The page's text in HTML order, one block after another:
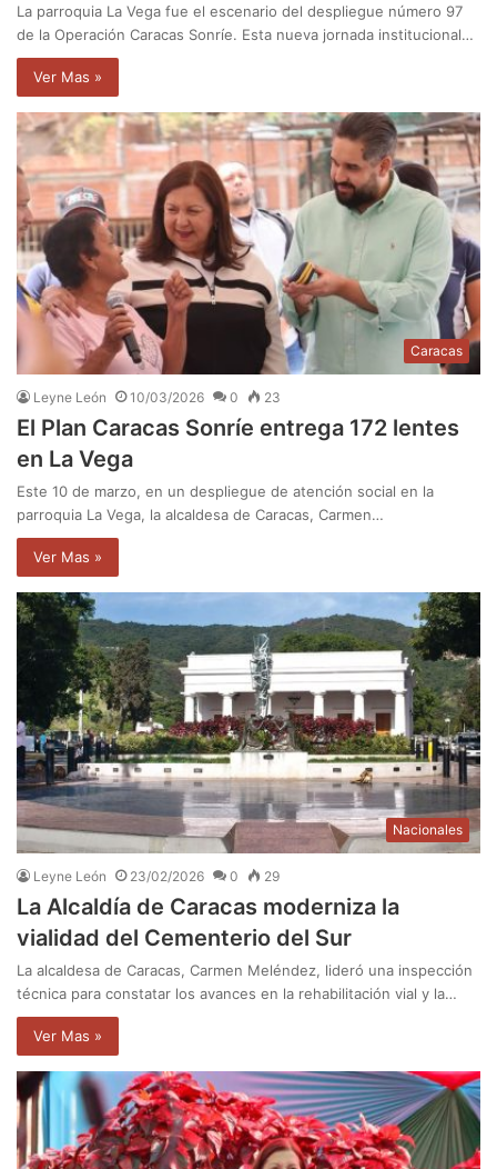
La parroquia La Vega fue el escenario del despliegue número 97
de la Operación Caracas Sonríe. Esta nueva jornada institucional…
Ver Mas »
Caracas
Leyne León 10/03/2026 0 23
El Plan Caracas Sonríe entrega 172 lentes
en La Vega
Este 10 de marzo, en un despliegue de atención social en la
parroquia La Vega, la alcaldesa de Caracas, Carmen…
Ver Mas »
Nacionales
Leyne León 23/02/2026 0 29
La Alcaldía de Caracas moderniza la
vialidad del Cementerio del Sur
La alcaldesa de Caracas, Carmen Meléndez, lideró una inspección
técnica para constatar los avances en la rehabilitación vial y la…
Ver Mas »